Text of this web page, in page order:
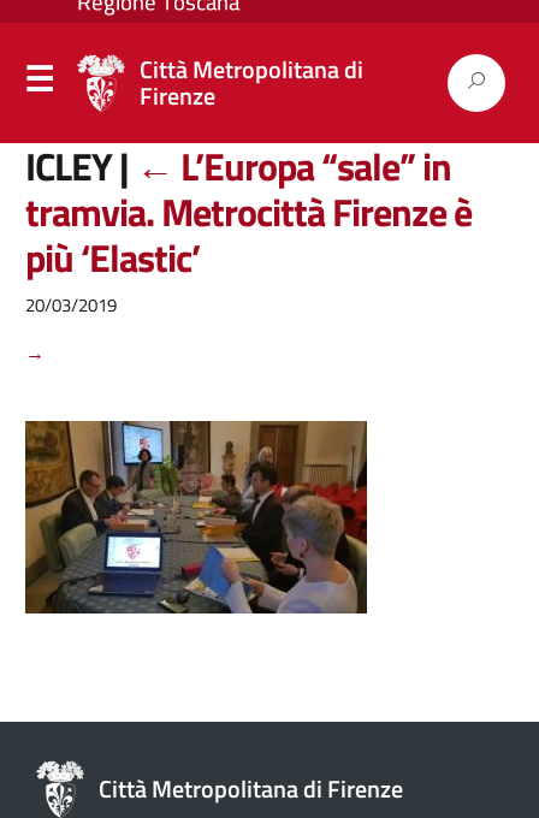
Città Metropolitana di
Firenze
ICLEY| ← L’Europa “sale” in
tramvia. Metrocittà Firenze è
più ‘Elastic’
20/03/2019
→
Città Metropolitana di Firenze